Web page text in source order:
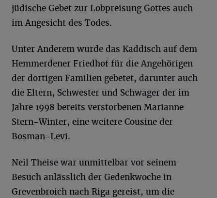
jüdische Gebet zur Lobpreisung Gottes auch
im Angesicht des Todes.
Unter Anderem wurde das Kaddisch auf dem
Hemmerdener Friedhof für die Angehörigen
der dortigen Familien gebetet, darunter auch
die Eltern, Schwester und Schwager der im
Jahre 1998 bereits verstorbenen Marianne
Stern-Winter, eine weitere Cousine der
Bosman-Levi.
Neil Theise war unmittelbar vor seinem
Besuch anlässlich der Gedenkwoche in
Grevenbroich nach Riga gereist, um die